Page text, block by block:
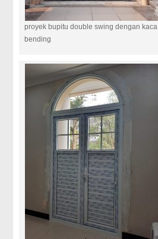
proyek bupitu double swing dengan kaca
bending